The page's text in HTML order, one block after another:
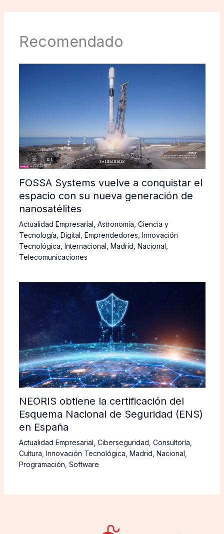
Recomendado
FOSSA Systems vuelve a conquistar el
espacio con su nueva generación de
nanosatélites
Actualidad Empresarial Astronomía Ciencia y
Tecnología Digital Emprendedores Innovación
Tecnológica Internacional Madrid Nacional
Telecomunicaciones
NEORIS obtiene la certificación del
Esquema Nacional de Seguridad (ENS)
en España
Actualidad Empresarial Ciberseguridad Consultoría
Cultura Innovación Tecnológica Madrid Nacional
Programación Software